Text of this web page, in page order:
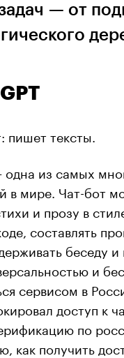
— от
пишет тексты.
из самых
в мире. Чат-бот
и прозу в
составлять
беседу
и
сервисом в
доступ к
по
как получить